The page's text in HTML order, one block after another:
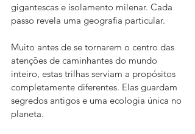
gigantescas e isolamento milenar. Cada
passo revela uma geografia particular.
Muito antes de se tornarem o centro das
atenções de caminhantes do mundo
inteiro, estas trilhas serviam a propósitos
completamente diferentes. Elas guardam
segredos antigos e uma ecologia única no
planeta.